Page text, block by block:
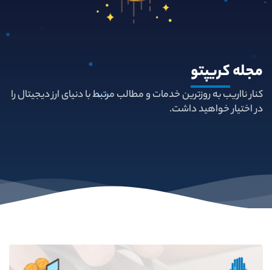
مجلهکریپتو
کنار نااریب به روزترین خدمات و مطالب مرتبط با دنیای ارز دیجیتال را
در اختیار خواهید داشت.